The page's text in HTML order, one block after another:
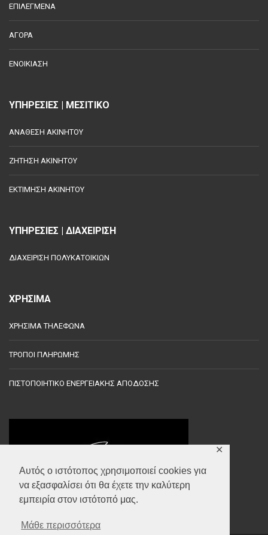
Αυτός ο ιστότοπος χρησιμοποιεί cookies για
να εξασφαλίσει ότι θα έχετε την καλύτερη
εμπειρία στον ιστότοπό μας.
Μάθε περισσότερα
✕
ΕΠΙΛΕΓΜΕΝΑ
ΑΓΟΡΑ
ΕΝΟΙΚΙΑΣΗ
ΥΠΗΡΕΣΙΕΣ | ΜΕΣΙΤΙΚΟ
ΑΝΑΘΕΣΗ ΑΚΙΝΗΤΟΥ
ΖΗΤΗΣΗ ΑΚΙΝΗΤΟΥ
ΕΚΤΙΜΗΣΗ ΑΚΙΝΗΤΟΥ
ΥΠΗΡΕΣΙΕΣ | ΔΙΑΧΕΙΡΙΣΗ
ΔΙΑΧΕΙΡΙΣΗ ΠΟΛΥΚΑΤΟΙΚΙΩΝ
ΧΡΗΣΙΜΑ
ΧΡΗΣΙΜΑ ΤΗΛΕΦΩΝΑ
ΤΡΟΠΟΙ ΠΛΗΡΩΜΗΣ
ΠΙΣΤΟΠΟΙΗΤΙΚΟ ΕΝΕΡΓΕΙΑΚΗΣ ΑΠΟΔΟΣΗΣ